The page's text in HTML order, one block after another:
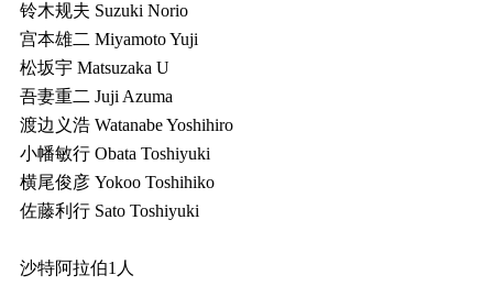
铃木规夫 Suzuki Norio
宫本雄二 Miyamoto Yuji
松坂宇 Matsuzaka U
吾妻重二 Juji Azuma
渡边义浩 Watanabe Yoshihiro
小幡敏行 Obata Toshiyuki
横尾俊彦 Yokoo Toshihiko
佐藤利行 Sato Toshiyuki
沙特阿拉伯1人